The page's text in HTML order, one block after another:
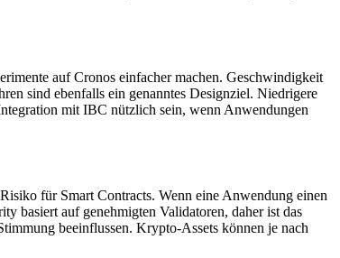
auf Cronos einfacher machen. Geschwindigkeit
sind ebenfalls ein genanntes Designziel. Niedrigere
mit IBC nützlich sein, wenn Anwendungen
für Smart Contracts. Wenn eine Anwendung einen
basiert auf genehmigten Validatoren, daher ist das
beeinflussen. Krypto-Assets können je nach